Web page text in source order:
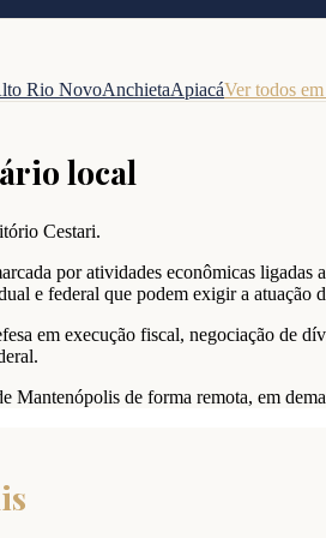
Rio NovoAnchietaApiacáVer todos em
local
Cestari.
por atividades econômicas
e federal que podem exigir a atuação
em execução fiscal, negociação de
de forma remota, em